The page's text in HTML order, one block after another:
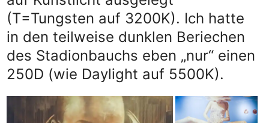
(T=Tungsten auf 3200K). Ich hatte
in den teilweise dunklen Beriechen
des Stadionbauchs eben „nur“ einen
250D (wie Daylight auf 5500K).